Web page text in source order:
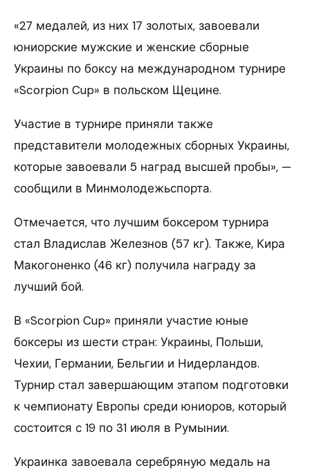
«27 медалей, из них 17 золотых, завоевали
юниорские мужские и женские сборные
Украины по боксу на международном турнире
«Scorpion Cup» в польском Щецине.
Участие в турнире приняли также
представители молодежных сборных Украины,
которые завоевали 5 наград высшей пробы», —
сообщили в Минмолодежьспорта.
Отмечается, что лучшим боксером турнира
стал Владислав Железнов (57 кг). Также, Кира
Макогоненко (46 кг) получила награду за
лучший бой.
В «Scorpion Cup» приняли участие юные
боксеры из шести стран: Украины, Польши,
Чехии, Германии, Бельгии и Нидерландов.
Турнир стал завершающим этапом подготовки
к чемпионату Европы среди юниоров, который
состоится с 19 по 31 июля в Румынии.
Украинка завоевала серебряную медаль на